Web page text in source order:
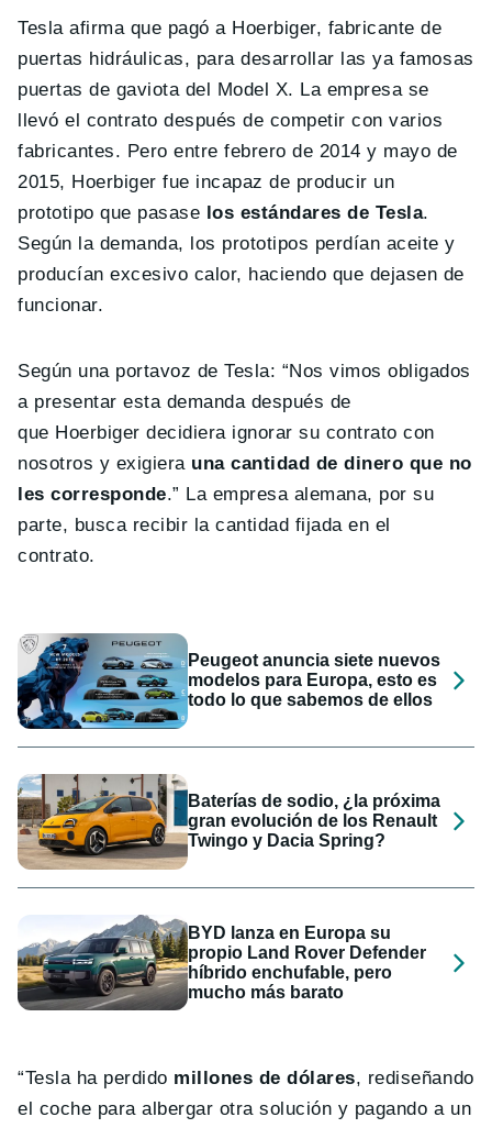
Tesla afirma que pagó a Hoerbiger, fabricante de
puertas hidráulicas, para desarrollar las ya famosas
puertas de gaviota del Model X. La empresa se
llevó el contrato después de competir con varios
fabricantes. Pero entre febrero de 2014 y mayo de
2015, Hoerbiger fue incapaz de producir un
prototipo que pasase los estándares de Tesla.
Según la demanda, los prototipos perdían aceite y
producían excesivo calor, haciendo que dejasen de
funcionar.
Según una portavoz de Tesla: “Nos vimos obligados
a presentar esta demanda después de
que Hoerbiger decidiera ignorar su contrato con
nosotros y exigiera una cantidad de dinero que no
les corresponde.” La empresa alemana, por su
parte, busca recibir la cantidad fijada en el
contrato.
Peugeot anuncia siete nuevos
modelos para Europa, esto es
todo lo que sabemos de ellos
Baterías de sodio, ¿la próxima
gran evolución de los Renault
Twingo y Dacia Spring?
BYD lanza en Europa su
propio Land Rover Defender
híbrido enchufable, pero
mucho más barato
“Tesla ha perdido millones de dólares, rediseñando
el coche para albergar otra solución y pagando a un